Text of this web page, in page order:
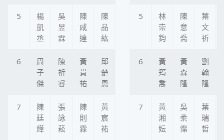
5
楊
凱
丞
吳
昱
霖
陳
咸
達
陳
品
紘
5
林
崇
鈞
陳
意
喬
葉
文
祈
6
周
子
傑
陳
祈
睿
黃
貫
祐
邱
楚
恩
6
黃
筠
喬
黃
森
隆
劉
翰
隆
7
陳
廷
燁
張
詠
菘
陳
則
霖
黃
宸
祐
7
黃
湘
妘
吳
柔
霈
葉
瑞
哲